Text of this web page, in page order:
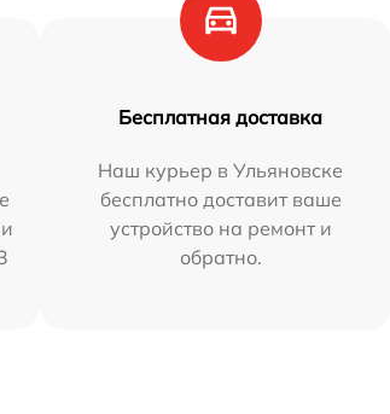
Бесплатная доставка
Наш курьер в Ульяновске
бесплатно доставит ваше
устройство на ремонт и
обратно.